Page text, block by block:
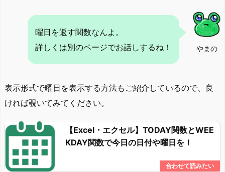
やまの
曜日を返す関数なんよ。
詳しくは別のページでお話しするね！
表示形式で曜日を表示する方法もご紹介しているので、良
ければ覗いてみてください。
【Excel・エクセル】TODAY関数とWEE
KDAY関数で今日の日付や曜日を！